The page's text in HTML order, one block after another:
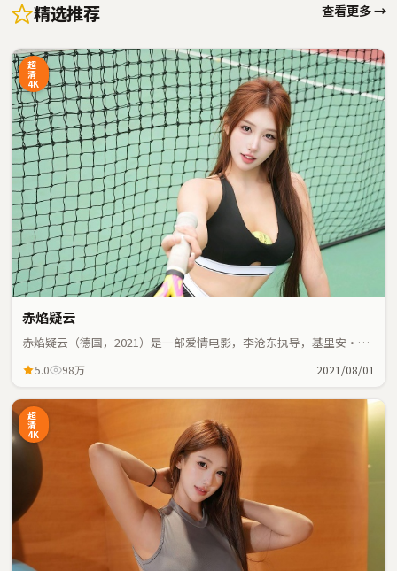
精选推荐 查看更多 →
超
清
4K
赤焰疑云
赤焰疑云（德国，2021）是一部爱情电影，李沧东执导，基里安·墨
5.0 98万 2021/08/01
超
清
4K